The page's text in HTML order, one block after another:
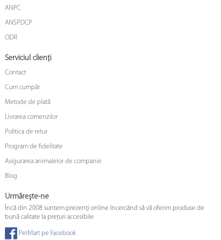
ANPC
ANSPDCP
ODR
Serviciul clienți
Contact
Cum cumpăr
Metode de plată
Livrarea comenzilor
Politica de retur
Program de fidelitate
Asigurarea animalelor de companie
Blog
Urmărește-ne
Încă din 2008 suntem prezenți online încercând să vă oferim produse de
bună calitate la prețuri accesibile
PetMart pe Facebook